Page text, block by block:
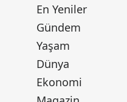
En Yeniler
Gündem
Yaşam
Dünya
Ekonomi